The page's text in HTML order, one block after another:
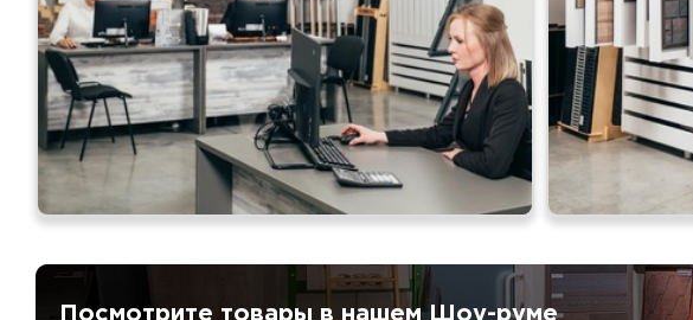
Посмотрите товары в нашем Шоу-руме
Ондулин
ПЕРЕЙТИ